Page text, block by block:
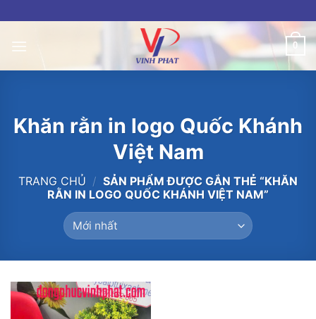
to
content
0
Khăn rằn in logo Quốc Khánh
Việt Nam
TRANG CHỦ / SẢN PHẨM ĐƯỢC GẮN THẺ “KHĂN
RẰN IN LOGO QUỐC KHÁNH VIỆT NAM”